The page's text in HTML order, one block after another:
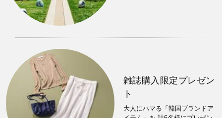
雑誌購入限定プレゼン
ト
大人にハマる「韓国ブランドア